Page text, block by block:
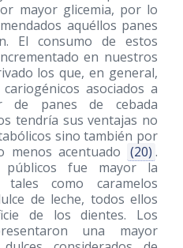
mayor glicemia, por lo
aquéllos panes
El consumo de estos
en nuestros
los que, en general,
asociados a
de panes de cebada
tendría sus ventajas no
sino también por
menos acentuado (20) .
públicos fue mayor la
como caramelos
de leche, todos ellos
de los dientes. Los
una mayor